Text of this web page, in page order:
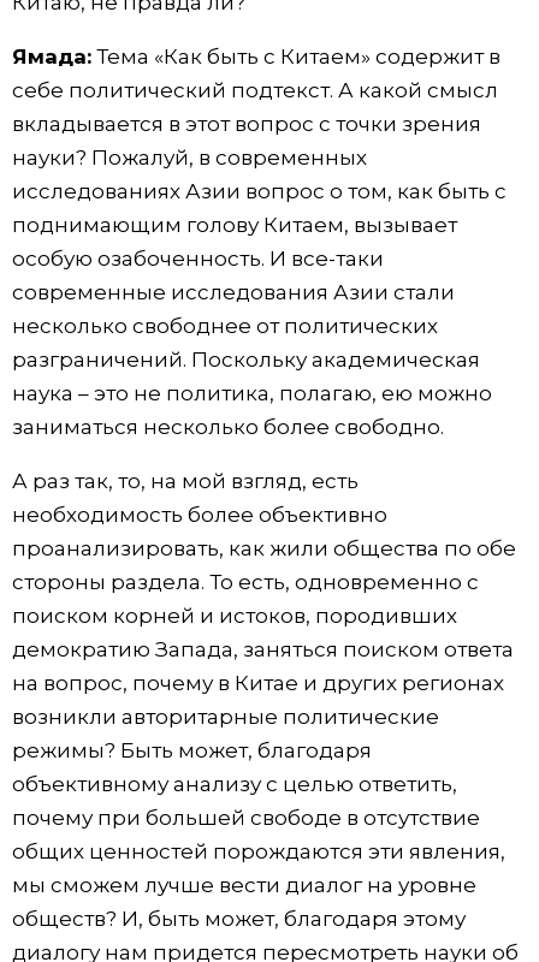
Ямада:Тема «Как быть с Китаем» содержит в
себе политический подтекст. А какой смысл
вкладывается в этот вопрос с точки зрения
науки? Пожалуй, в современных
исследованиях Азии вопрос о том, как быть с
поднимающим голову Китаем, вызывает
особую озабоченность. И все-таки
современные исследования Азии стали
несколько свободнее от политических
разграничений. Поскольку академическая
наука – это не политика, полагаю, ею можно
заниматься несколько более свободно.
А раз так, то, на мой взгляд, есть
необходимость более объективно
проанализировать, как жили общества по обе
стороны раздела. То есть, одновременно с
поиском корней и истоков, породивших
демократию Запада, заняться поиском ответа
на вопрос, почему в Китае и других регионах
возникли авторитарные политические
режимы? Быть может, благодаря
объективному анализу с целью ответить,
почему при большей свободе в отсутствие
общих ценностей порождаются эти явления,
мы сможем лучше вести диалог на уровне
обществ? И, быть может, благодаря этому
диалогу нам придется пересмотреть науки об